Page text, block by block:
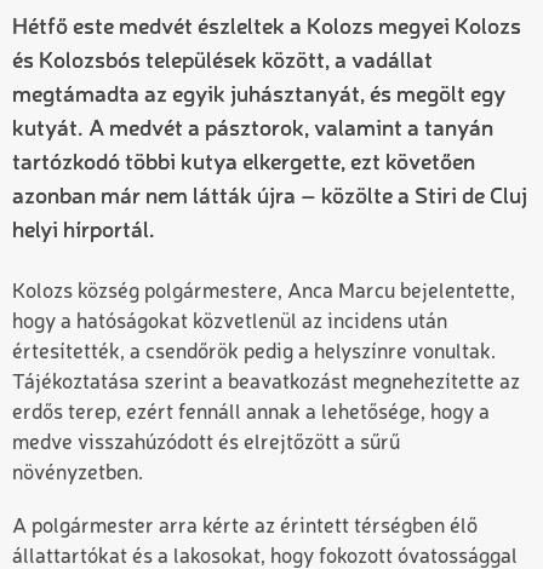
Hétfő este medvét észleltek a Kolozs megyei Kolozs
és Kolozsbós települések között, a vadállat
megtámadta az egyik juhásztanyát, és megölt egy
kutyát. A medvét a pásztorok, valamint a tanyán
tartózkodó többi kutya elkergette, ezt követően
azonban már nem látták újra – közölte a Stiri de Cluj
helyi hírportál.
Kolozs község polgármestere, Anca Marcu bejelentette,
hogy a hatóságokat közvetlenül az incidens után
értesítették, a csendőrök pedig a helyszínre vonultak.
Tájékoztatása szerint a beavatkozást megnehezítette az
erdős terep, ezért fennáll annak a lehetősége, hogy a
medve visszahúzódott és elrejtőzött a sűrű
növényzetben.
A polgármester arra kérte az érintett térségben élő
állattartókat és a lakosokat, hogy fokozott óvatossággal